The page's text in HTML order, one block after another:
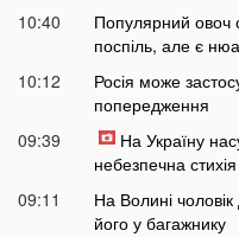
10:40
Популярний овоч
поспіль, але є
10:12
Росія може
попередження
09:39
На Україну
небезпечна стихія
09:11
На Волині
його у багажнику